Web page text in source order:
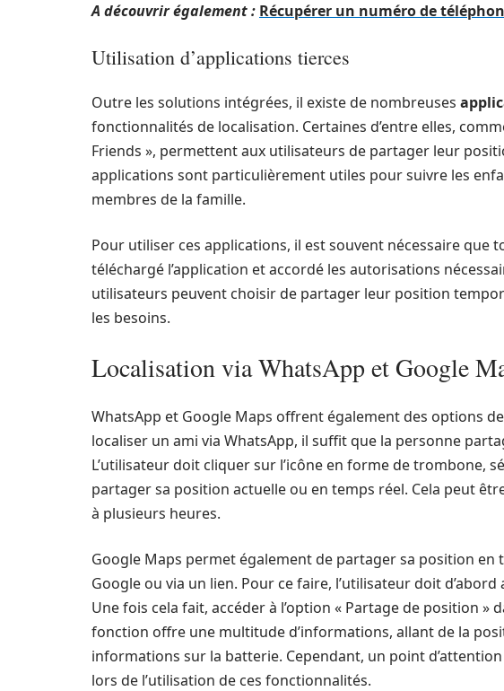
A découvrir également : Récupérer un numéro de
Utilisation d’applications tierces
Outre les solutions intégrées, il existe de nombreuses
fonctionnalités de localisation. Certaines d’entre elles,
Friends », permettent aux utilisateurs de partager leur
applications sont particulièrement utiles pour suivre les
membres de la famille.
Pour utiliser ces applications, il est souvent nécessaire que
téléchargé l’application et accordé les autorisations
utilisateurs peuvent choisir de partager leur position
les besoins.
Localisation via WhatsApp et Google
WhatsApp et Google Maps offrent également des options
localiser un ami via WhatsApp, il suffit que la personne
L’utilisateur doit cliquer sur l’icône en forme de trombone,
partager sa position actuelle ou en temps réel. Cela peut
à plusieurs heures.
Google Maps permet également de partager sa position en
Google ou via un lien. Pour ce faire, l’utilisateur doit
Une fois cela fait, accéder à l’option « Partage de position »
fonction offre une multitude d’informations, allant de la
informations sur la batterie. Cependant, un point
lors de l’utilisation de ces fonctionnalités.